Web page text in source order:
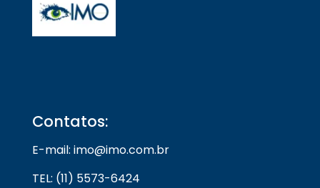
Contatos:
E-mail: imo@imo.com.br
TEL: (11) 5573-6424